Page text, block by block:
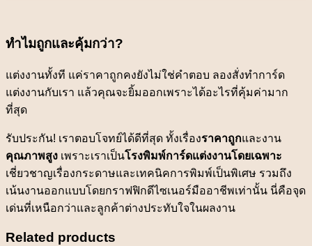
ทำไมถูกและคุ้มกว่า?
แต่งงานทั้งที แค่ราคาถูกคงยังไม่ใช่คำตอบ ลองสั่งทำการ์ด
แต่งงานกับเรา แล้วคุณจะยิ้มออกเพราะได้อะไรที่คุ้มค่ามาก
ที่สุด
รับประกัน! เราตอบโจทย์ได้ดีที่สุด ทั้งเรื่องราคาถูกและงาน
คุณภาพสูง เพราะเราเป็นโรงพิมพ์การ์ดแต่งงานโดยเฉพาะ
เชี่ยวชาญเรื่องกระดาษและเทคนิคการพิมพ์เป็นพิเศษ รวมถึง
เน้นงานออกแบบโดยกราฟฟิกดีไซเนอร์มืออาชีพเท่านั้น นี่คือจุด
เด่นที่เหนือกว่าและลูกค้าต่างประทับใจในผลงาน
Related products